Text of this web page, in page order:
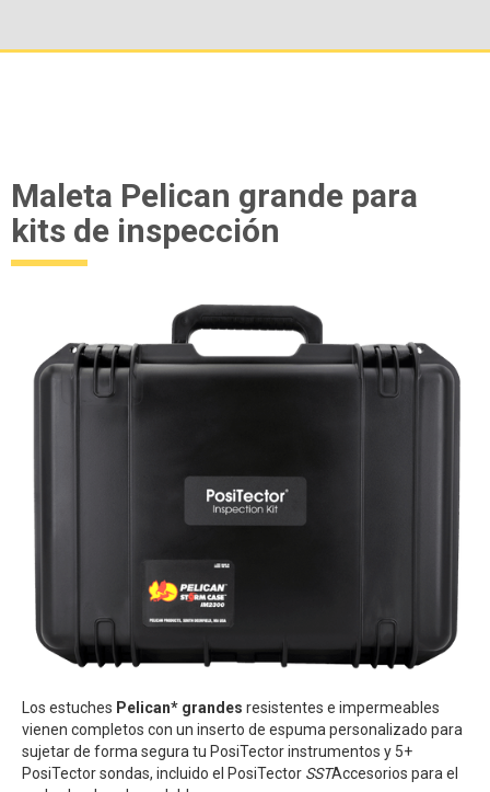
Maleta Pelican grande para
kits de inspección
Los estuches Pelican* grandes resistentes e impermeables
vienen completos con un inserto de espuma personalizado para
sujetar de forma segura tu PosiTector instrumentos y 5+
PosiTector sondas, incluido el PosiTector SSTAccesorios para el